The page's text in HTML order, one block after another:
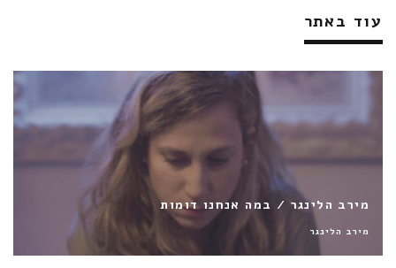
עוד באתר
עידן רייכל / אבן על אבן (רגע של אושר)
עידן רייכל